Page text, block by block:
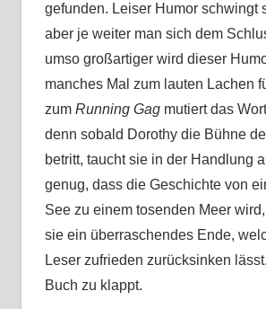
gefunden. Leiser Humor schwingt
aber je weiter man sich dem
umso großartiger wird dieser
manches Mal zum lauten Lachen
zum Running Gagmutiert das Wort
denn sobald Dorothy die Bühne
betritt, taucht sie in der Handlung
genug, dass die Geschichte von
See zu einem tosenden Meer
sie ein überraschendes Ende,
Leser zufrieden zurücksinken
Buch zu klappt.